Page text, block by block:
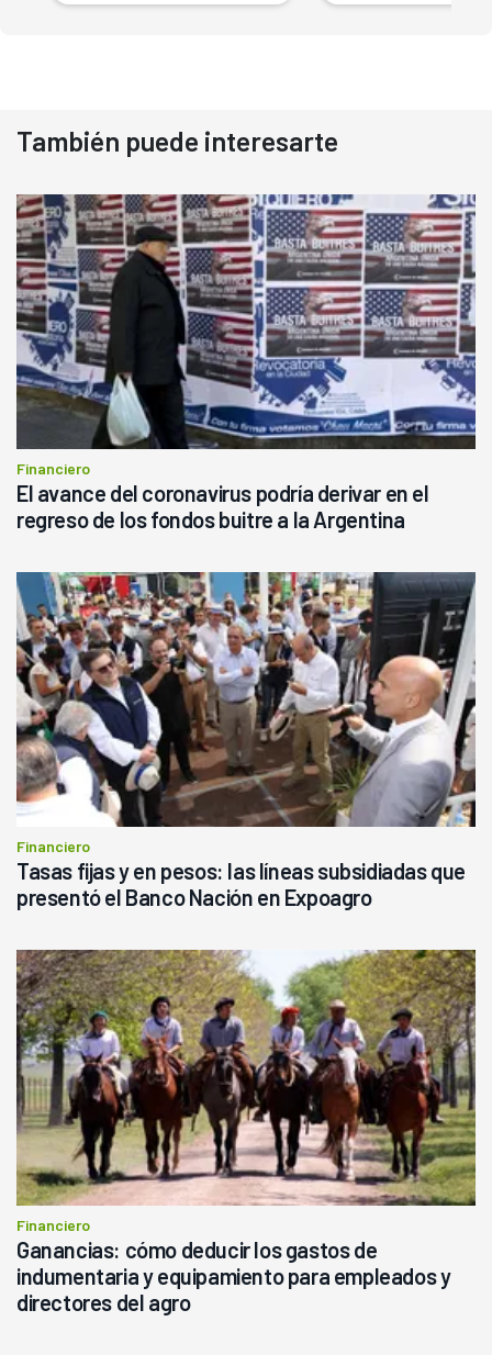
También puede interesarte
Financiero
El avance del coronavirus podría derivar en el
regreso de los fondos buitre a la Argentina
Financiero
Tasas fijas y en pesos: las líneas subsidiadas que
presentó el Banco Nación en Expoagro
Financiero
Ganancias: cómo deducir los gastos de
indumentaria y equipamiento para empleados y
directores del agro